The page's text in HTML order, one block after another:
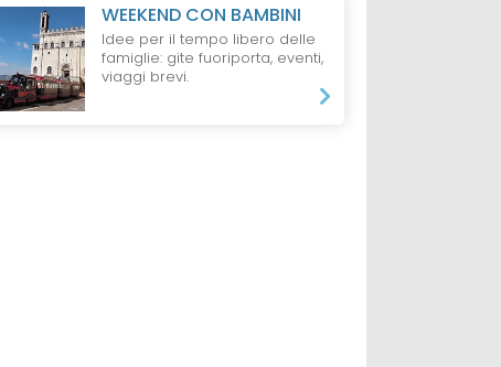
WEEKEND CON BAMBINI
Idee per il tempo libero delle
famiglie: gite fuoriporta, eventi,
viaggi brevi.